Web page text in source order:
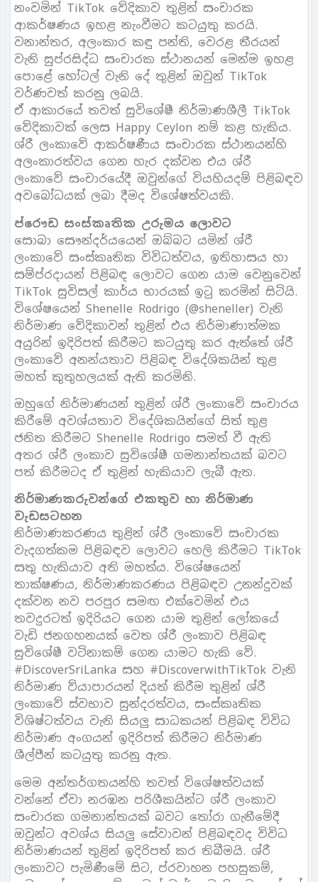
නංවමින් TikTok වේදිකාව තුළින් සංචාරක
ආකර්ෂණය ඉහළ නැංවීමට කටයුතු කරයි.
වනාන්තර, අලංකාර කඳු පන්ති, වෙරළ තීරයන්
වැනි සුප්රසිද්ධ සංචාරක ස්ථානයන් මෙන්ම ඉහළ
පොළේ හෝටල් වැනි දේ තුළින් ඔවුන් TikTok
වර්ණවත් කරනු ලබයි.
ඒ ආකාරයේ තවත් සුවිශේෂී නිර්මාණශීලී TikTok
වේදිකාවක් ලෙස Happy Ceylon නම් කළ හැකිය.
ශ්රී ලංකාවේ ආකර්ෂණීය සංචාරක ස්ථානයන්හි
අලංකාරත්වය ගෙන හැර දක්වන එය ශ්රී
ලංකාවේ සංචාරයේදී ඔවුන්ගේ වියහියදම් පිළිබඳව
අවබෝධයක් ලබා දීමද විශේෂත්වයකි.
ප්රෞඩ සංස්කෘතික උරුමය ලොවට
සොබා සෞන්දර්යයෙන් ඔබ්බට යමින් ශ්රී
ලංකාවේ සංස්කෘතික විවිධත්වය, ඉතිහාසය හා
සම්ප්රදායන් පිළිබඳ ලොවට ගෙන යාම වෙනුවෙන්
TikTok සුවිසල් කාර්ය භාරයක් ඉටු කරමින් සිටියි.
විශේෂයෙන් Shenelle Rodrigo (@sheneller) වැනි
නිර්මාණ වේදිකාවන් තුළින් එය නිර්මාණාත්මක
අයුරින් ඉදිරිපත් කිරීමට කටයුතු කර ඇත්තේ ශ්රී
ලංකාවේ අනන්යතාව පිළිබඳ විදේශිකයින් තුළ
මහත් කුතුහලයක් ඇති කරමිනි.
ඔහුගේ නිර්මාණයන් තුළින් ශ්රී ලංකාවේ සංචාරය
කිරීමේ අවශ්යතාව විදේශිකයින්ගේ සිත් තුළ
ජනිත කිරීමට Shenelle Rodrigo සමත් වී ඇති
අතර ශ්රී ලංකාව සුවිශේෂී ගමනාන්තයක් බවට
පත් කිරීමටද ඒ තුළින් හැකියාව ලැබී ඇත.
නිර්මාණකරුවන්ගේ එකතුව හා නිර්මාණ
වැඩසටහන
නිර්මාණකරණය තුළින් ශ්රී ලංකාවේ සංචාරක
වැදගත්කම පිළිබඳව ලොවට හෙලි කිරීමට TikTok
සතු හැකියාව අති මහත්ය. විශේෂයෙන්
තාක්ෂණය, නිර්මාණකරණය පිළිබඳව උනන්දුවක්
දක්වන නව පරපුර සමඟ එක්වෙමින් එය
තවදුරටත් ඉදිරියට ගෙන යාම තුළින් ලෝකයේ
වැඩි ජනගහනයක් වෙත ශ්රී ලංකාව පිළිබඳ
සුවිශේෂී වටිනාකම් ගෙන යාමට හැකි වේ.
#DiscoverSriLanka සහ #DiscoverwithTikTok වැනි
නිර්මාණ ව්යාපාරයන් දියත් කිරීම තුළින් ශ්රී
ලංකාවේ ස්වභාව සුන්දරත්වය, සංස්කෘතික
විශිෂ්ටත්වය වැනි සියලු සාධකයන් පිළිබඳ විවිධ
නිර්මාණ අංගයන් ඉදිරිපත් කිරීමට නිර්මාණ
ශීල්පීන් කටයුතු කරනු ඇත.
මෙම අන්තර්ගතයන්හි තවත් විශේෂත්වයක්
වන්නේ ඒවා නරඹන පරිශීකයින්ට ශ්රී ලංකාව
සංචාරක ගමනාන්තයක් බවට තෝරා ගැනීමේදී
ඔවුන්ට අවශ්ය සියලු සේවාවන් පිළිබඳවද විවිධ
නිර්මාණයන් තුළින් ඉදිරිපත් කර තිබීමයි. ශ්රී
ලංකාවට පැමිණීමේ සිට, ප්රවාහන පහසුකම්,